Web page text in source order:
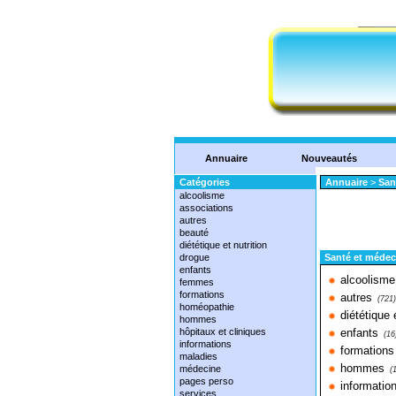
Annuaire Nouveautés
Catégories
alcoolisme
associations
autres
beauté
diététique et nutrition
drogue
enfants
femmes
formations
homéopathie
hommes
hôpitaux et cliniques
informations
maladies
médecine
pages perso
services
Annuaire >
Santé et
alcoolisme
autres (721)
diététique
enfants
formations
hommes